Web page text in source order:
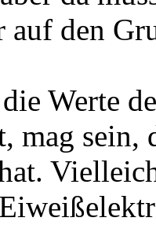
auf den
Werte
mag sein,